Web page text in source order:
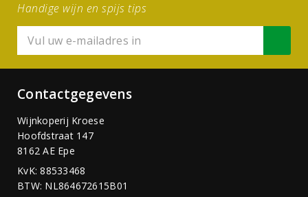
Handige wijn en spijs tips
Contactgegevens
Wijnkoperij Kroese
Hoofdstraat 147
8162 AE Epe
KvK: 88533468
BTW: NL864672615B01